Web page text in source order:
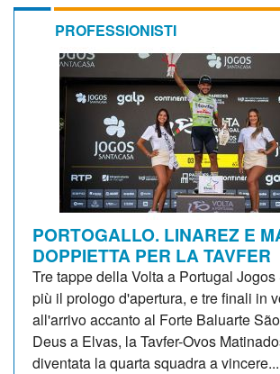
PROFESSIONISTI
PORTOGALLO. LINAREZ E
DOPPIETTA PER LA TAVFER
Tre tappe della Volta a Portugal
più il prologo d'apertura, e tre finali in
all'arrivo accanto al Forte Baluarte
Deus a Elvas, la Tavfer-Ovos
diventata la quarta squadra a vincere...